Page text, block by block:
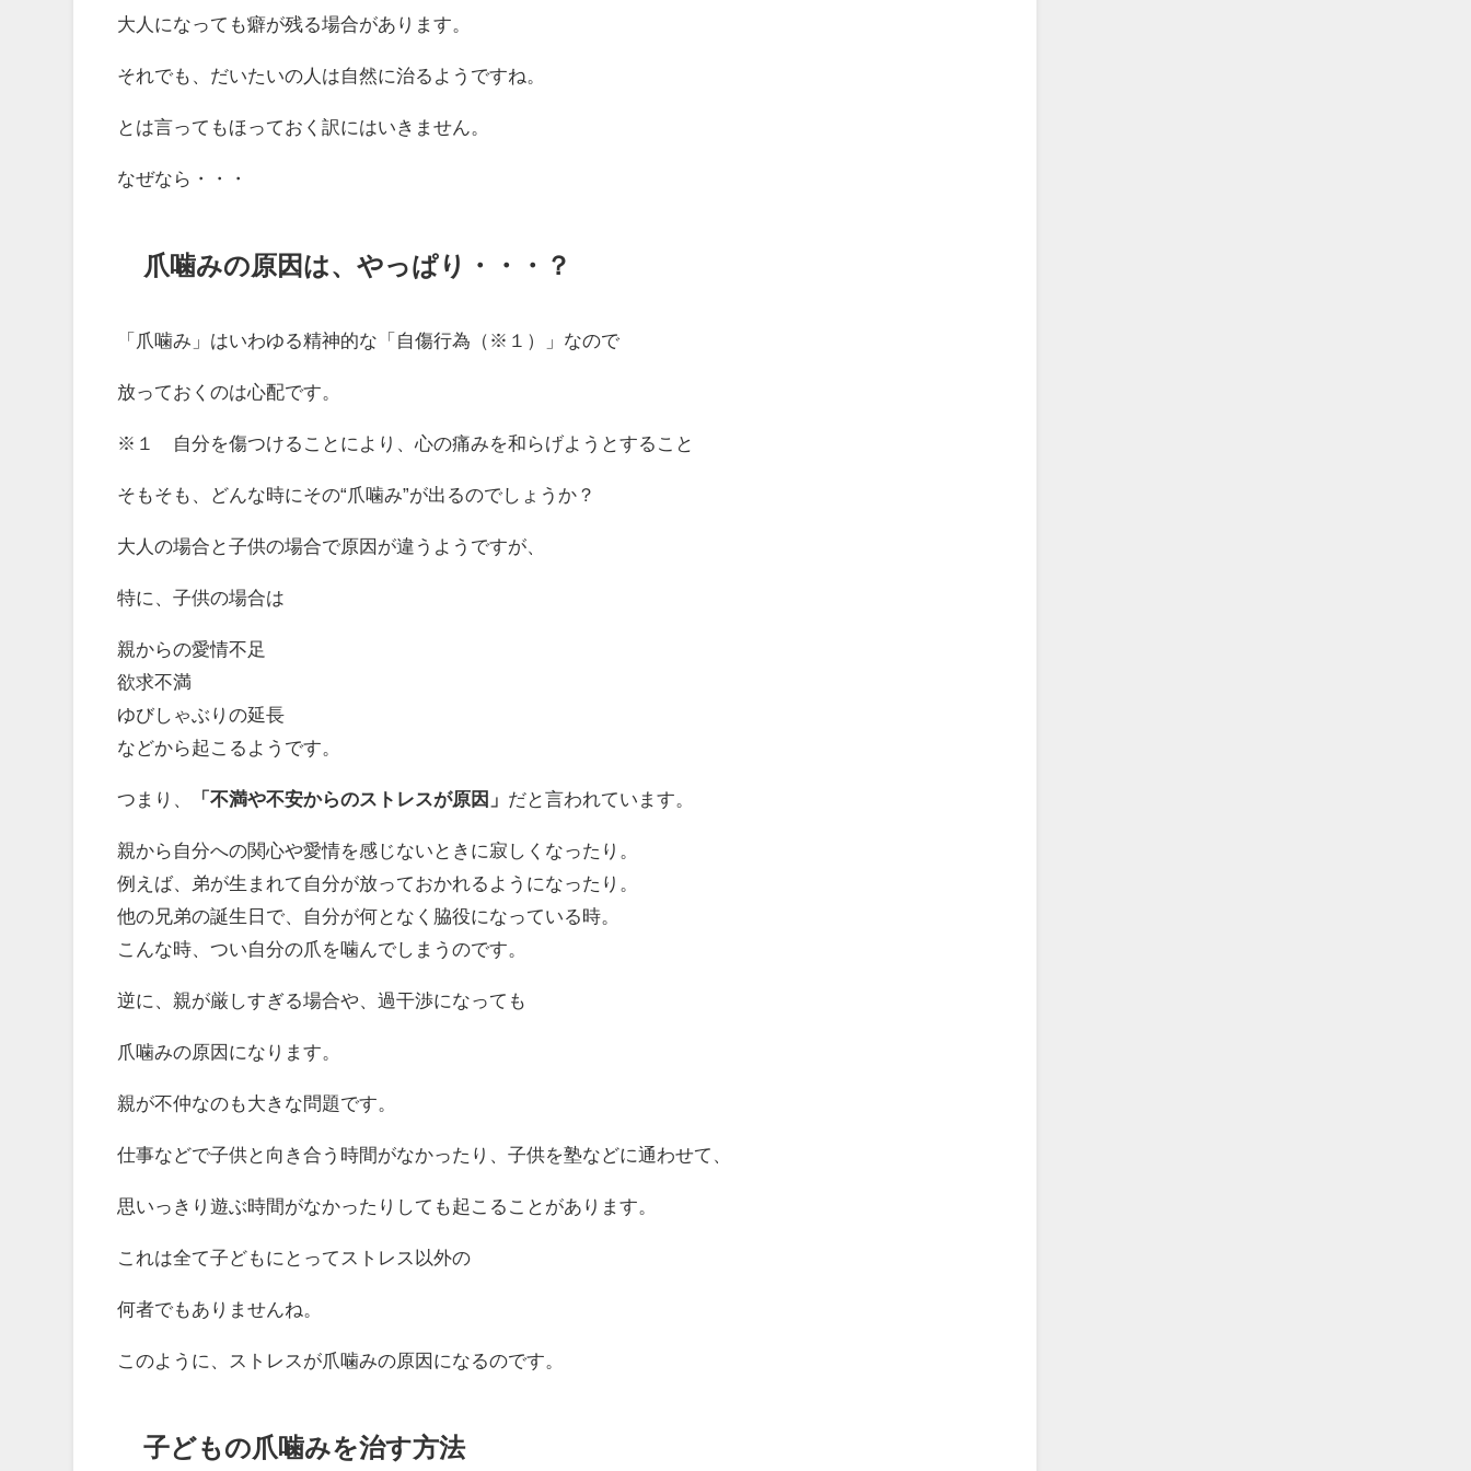
大人になっても癖が残る場合があります。
それでも、だいたいの人は自然に治るようですね。
とは言ってもほっておく訳にはいきません。
なぜなら・・・
爪噛みの原因は、やっぱり・・・？
「爪噛み」はいわゆる精神的な「自傷行為（※１）」なので
放っておくのは心配です。
※１ 自分を傷つけることにより、心の痛みを和らげようとすること
そもそも、どんな時にその“爪噛み”が出るのでしょうか？
大人の場合と子供の場合で原因が違うようですが、
特に、子供の場合は
親からの愛情不足
欲求不満
ゆびしゃぶりの延長
などから起こるようです。
つまり、 「不満や不安からのストレスが原因」 だと言われています。
親から自分への関心や愛情を感じないときに寂しくなったり。
例えば、弟が生まれて自分が放っておかれるようになったり。
他の兄弟の誕生日で、自分が何となく脇役になっている時。
こんな時、つい自分の爪を噛んでしまうのです。
逆に、親が厳しすぎる場合や、過干渉になっても
爪噛みの原因になります。
親が不仲なのも大きな問題です。
仕事などで子供と向き合う時間がなかったり、子供を塾などに通わせて、
思いっきり遊ぶ時間がなかったりしても起こることがあります。
これは全て子どもにとってストレス以外の
何者でもありませんね。
このように、ストレスが爪噛みの原因になるのです。
子どもの爪噛みを治す方法